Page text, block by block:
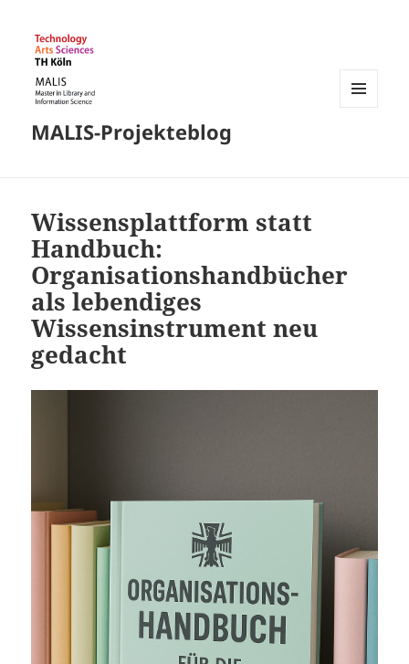
MALIS-Projekteblog
Wissensplattform statt
Handbuch:
Organisationshandbücher
als lebendiges
Wissensinstrument neu
gedacht